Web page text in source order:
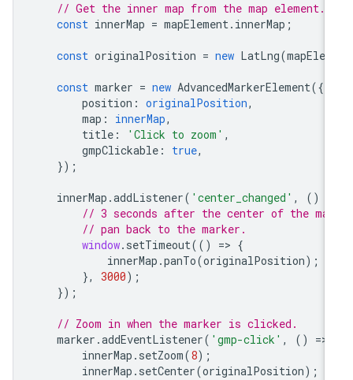
// Get the inner map from the map element.
const innerMap = mapElement.innerMap
const originalPosition = new LatLng(
const marker = new AdvancedMarkerElement
position: originalPosition
map: innerMap
title : 'Click to zoom'
gmpClickable: true
innerMap.addListener('center_changed' ,
// 3 seconds after the center of the map
// pan back to the marker.
window.setTimeout (() =
innerMap.panTo(originalPosition
}, 3000
// Zoom in when the marker is clicked.
marker.addEventListener('gmp-click' , ()
innerMap.setZoom (
innerMap.setCenter(originalPosition